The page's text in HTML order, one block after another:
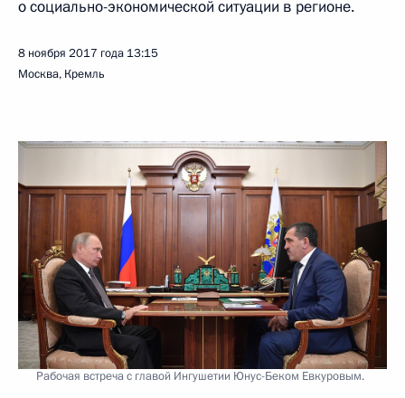
о социально-экономической ситуации в регионе.
8 ноября 2017 года 13:15
Москва, Кремль
Рабочая встреча с главой Ингушетии Юнус-Беком Евкуровым.